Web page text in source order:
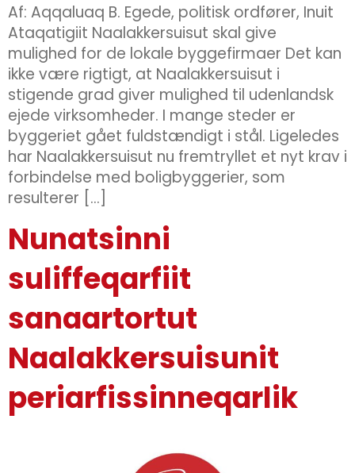
Af: Aqqaluaq B. Egede, politisk ordfører, Inuit
Ataqatigiit Naalakkersuisut skal give
mulighed for de lokale byggefirmaer Det kan
ikke være rigtigt, at Naalakkersuisut i
stigende grad giver mulighed til udenlandsk
ejede virksomheder. I mange steder er
byggeriet gået fuldstændigt i stål. Ligeledes
har Naalakkersuisut nu fremtryllet et nyt krav i
forbindelse med boligbyggerier, som
resulterer […]
Nunatsinni
suliffeqarfiit
sanaartortut
Naalakkersuisunit
periarfissinneqarlik